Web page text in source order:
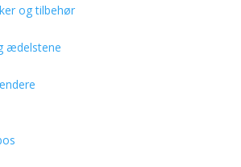
og tilbehør
ædelstene